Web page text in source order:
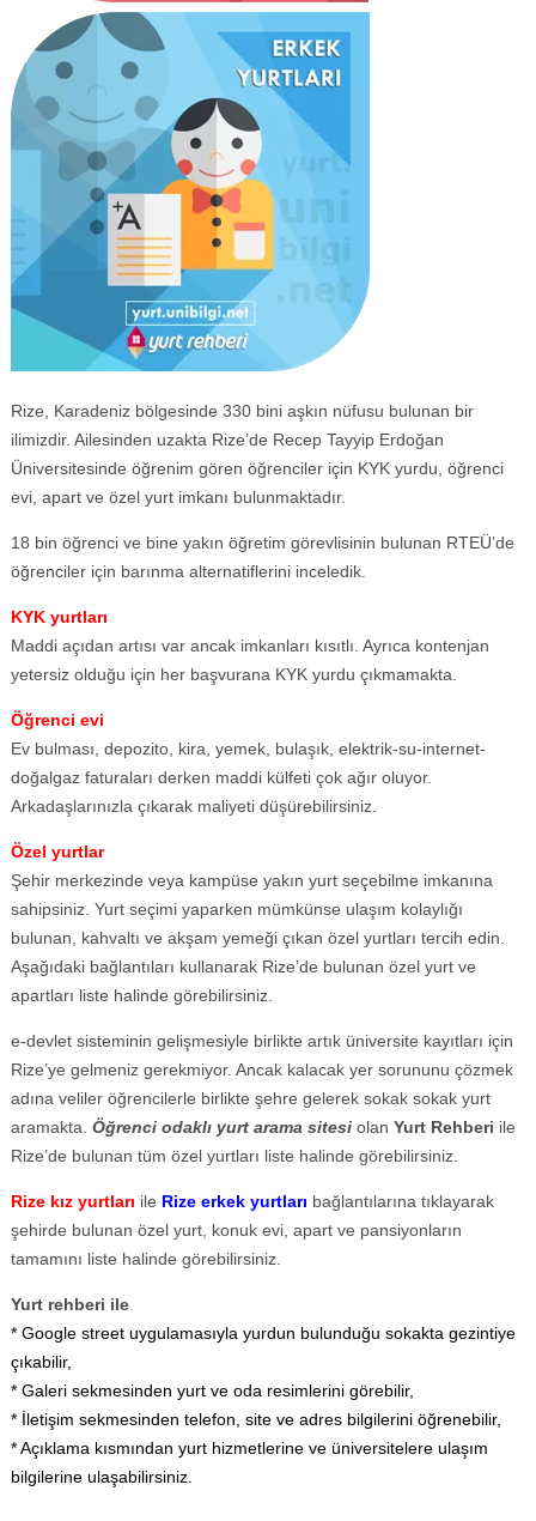
Rize, Karadeniz bölgesinde 330 bini aşkın nüfusu bulunan bir
ilimizdir. Ailesinden uzakta Rize’de Recep Tayyip Erdoğan
Üniversitesinde öğrenim gören öğrenciler için KYK yurdu, öğrenci
evi, apart ve özel yurt imkanı bulunmaktadır.
18 bin öğrenci ve bine yakın öğretim görevlisinin bulunan RTEÜ’de
öğrenciler için barınma alternatiflerini inceledik.
KYK yurtları
Maddi açıdan artısı var ancak imkanları kısıtlı. Ayrıca kontenjan
yetersiz olduğu için her başvurana KYK yurdu çıkmamakta.
Öğrenci evi
Ev bulması, depozito, kira, yemek, bulaşık, elektrik-su-internet-
doğalgaz faturaları derken maddi külfeti çok ağır oluyor.
Arkadaşlarınızla çıkarak maliyeti düşürebilirsiniz.
Özel yurtlar
Şehir merkezinde veya kampüse yakın yurt seçebilme imkanına
sahipsiniz. Yurt seçimi yaparken mümkünse ulaşım kolaylığı
bulunan, kahvaltı ve akşam yemeği çıkan özel yurtları tercih edin.
Aşağıdaki bağlantıları kullanarak Rize’de bulunan özel yurt ve
apartları liste halinde görebilirsiniz.
e-devlet sisteminin gelişmesiyle birlikte artık üniversite kayıtları için
Rize’ye gelmeniz gerekmiyor. Ancak kalacak yer sorununu çözmek
adına veliler öğrencilerle birlikte şehre gelerek sokak sokak yurt
aramakta. Öğrenci odaklı yurt arama sitesiolan Yurt Rehberi ile
Rize’de bulunan tüm özel yurtları liste halinde görebilirsiniz.
Rize kız yurtları ile Rize erkek yurtları bağlantılarına tıklayarak
şehirde bulunan özel yurt, konuk evi, apart ve pansiyonların
tamamını liste halinde görebilirsiniz.
Yurt rehberi ile
* Google street uygulamasıyla yurdun bulunduğu sokakta gezintiye
çıkabilir,
* Galeri sekmesinden yurt ve oda resimlerini görebilir,
* İletişim sekmesinden telefon, site ve adres bilgilerini öğrenebilir,
* Açıklama kısmından yurt hizmetlerine ve üniversitelere ulaşım
bilgilerine ulaşabilirsiniz.